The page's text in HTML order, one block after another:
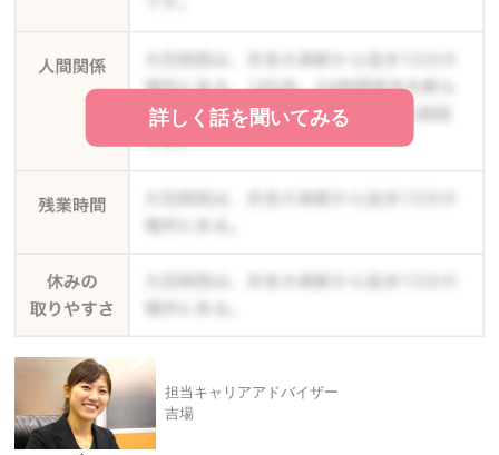
詳しく話を聞いてみる
担当キャリアアドバイザー
吉場